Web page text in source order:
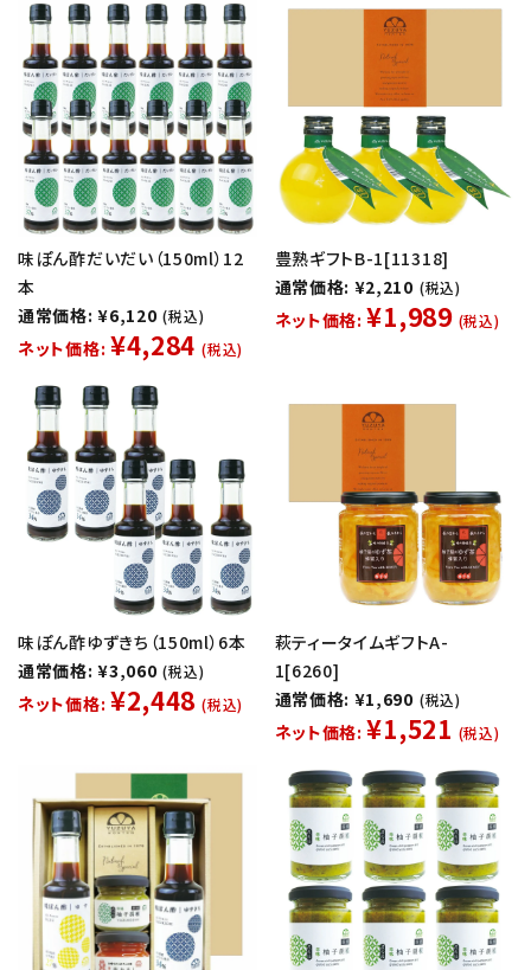
味ぽん酢だいだい（150ml）12
本
通常価格: ¥6,120 (税込)
ネット価格: ¥4,284 (税込)
豊熟ギフトB-1[11318]
通常価格: ¥2,210 (税込)
ネット価格: ¥1,989 (税込)
味ぽん酢ゆずきち（150ml）6本
通常価格: ¥3,060 (税込)
ネット価格: ¥2,448 (税込)
萩ティータイムギフトA-
1[6260]
通常価格: ¥1,690 (税込)
ネット価格: ¥1,521 (税込)